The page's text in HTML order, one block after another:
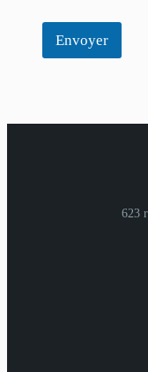
Envoyer
623